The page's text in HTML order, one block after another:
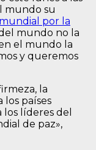
mundo su
por la
mundo no la
el mundo la
y queremos
la
los países
los líderes del
de paz»,